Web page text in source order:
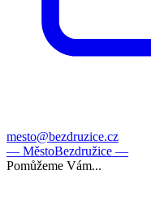
mesto@bezdruzice.cz
— MěstoBezdružice —
Pomůžeme Vám...